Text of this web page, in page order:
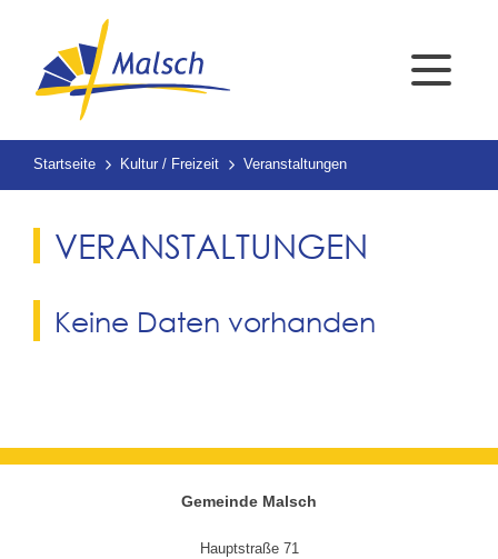
Startseite Kultur / Freizeit Veranstaltungen
VERANSTALTUNGEN
Keine Daten vorhanden
Gemeinde Malsch
Hauptstraße 71